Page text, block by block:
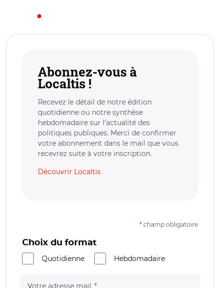
Abonnez-vous à
Localtis !
Recevez le détail de notre édition
quotidienne ou notre synthèse
hebdomadaire sur l’actualité des
politiques publiques. Merci de confirmer
votre abonnement dans le mail que vous
recevrez suite à votre inscription.
Découvrir Localtis
* champ obligatoire
Choix du format
Quotidienne
Hebdomadaire
Votre adresse mail (champ obligatoire)